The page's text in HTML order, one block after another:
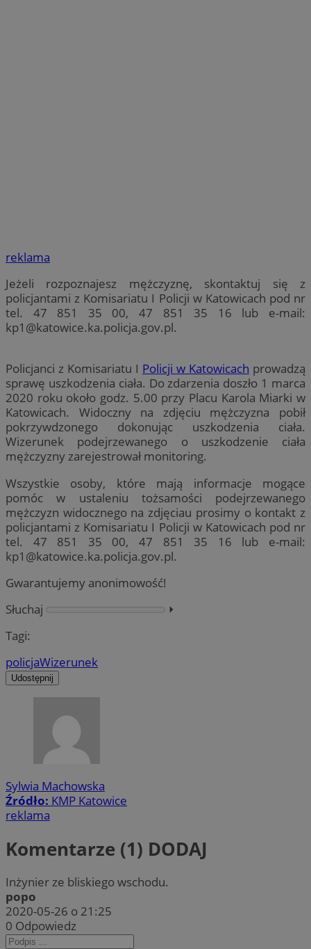
reklama
Jeżeli rozpoznajesz mężczyznę, skontaktuj się z
policjantami z Komisariatu I Policji w Katowicach pod nr
tel. 47 851 35 00, 47 851 35 16 lub e-mail:
kp1@katowice.ka.policja.gov.pl.
Policjanci z Komisariatu I Policji w Katowicach prowadzą
sprawę uszkodzenia ciała. Do zdarzenia doszło 1 marca
2020 roku około godz. 5.00 przy Placu Karola Miarki w
Katowicach. Widoczny na zdjęciu mężczyzna pobił
pokrzywdzonego dokonując uszkodzenia ciała.
Wizerunek podejrzewanego o uszkodzenie ciała
mężczyzny zarejestrował monitoring.
Wszystkie osoby, które mają informacje mogące
pomóc w ustaleniu tożsamości podejrzewanego
mężczyzn widocznego na zdjęciau prosimy o kontakt z
policjantami z Komisariatu I Policji w Katowicach pod nr
tel. 47 851 35 00, 47 851 35 16 lub e-mail:
kp1@katowice.ka.policja.gov.pl.
Gwarantujemy anonimowość!
Słuchaj
⏵︎
Tagi:
policjaWizerunek
Udostępnij
Sylwia Machowska
Źródło: KMP Katowice
reklama
Komentarze (1) DODAJ
Inżynier ze bliskiego wschodu.
popo
2020-05-26 o 21:25
0 Odpowiedz